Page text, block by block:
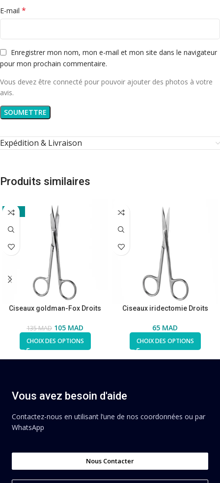
E-mail *
Enregistrer mon nom, mon e-mail et mon site dans le navigateur
pour mon prochain commentaire.
Vous devez être connecté pour pouvoir ajouter des photos à votre
avis.
Expédition & Livraison
Produits similaires
-22%
Ciseaux goldman-Fox Droits
135MAD 105 MAD
CHOIX DES OPTIONS
Ciseaux iridectomie Droits
65 MAD
CHOIX DES OPTIONS
Vous avez besoin d'aide
Contactez-nous en utilisant l’une de nos coordonnées ou par
WhatsApp
Nous Contacter